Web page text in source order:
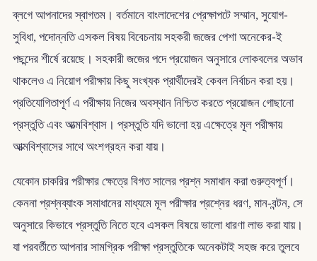
ব্লগে আপনাদের স্বাগতম। বর্তমানে বাংলাদেশের প্রেক্ষাপটে সম্মান, সুযোগ-
সুবিধা, পদোন্নতি এসকল বিষয় বিবেচনায় সহকরী জজের পেশা অনেকের-ই
পছন্দের শীর্ষে রয়েছে। সহকারী জজের পদে প্রয়োজন অনুসারে লোকবলের অভাব
থাকলেও এ নিয়োগ পরীক্ষায় কিছু সংখ্যক প্রার্থীদেরই কেবল নির্বাচন করা হয়।
প্রতিযোগিতাপূর্ণ এ পরীক্ষায় নিজের অবস্থান নিশ্চিত করতে প্রয়োজন গোছানো
প্রস্তুতি এবং আত্মবিশ্বাস। প্রস্তুতি যদি ভালো হয় এক্ষেত্রে মূল পরীক্ষায়
আত্মবিশ্বাসের সাথে অংশগ্রহন করা যায়।
যেকোন চাকরির পরীক্ষার ক্ষেত্রে বিগত সালের প্রশ্ন সমাধান করা গুরুত্বপূর্ণ।
কেননা প্রশ্নব্যাংক সমাধানের মাধ্যমে মূল পরীক্ষার প্রশ্নের ধরণ, মান-বন্টন, সে
অনুসারে কিভাবে প্রস্তুতি নিতে হবে এসকল বিষয়ে ভালো ধারণা লাভ করা যায়।
যা পরবর্তীতে আপনার সামগ্রিক পরীক্ষা প্রস্তুতিকে অনেকটাই সহজ করে তুলবে